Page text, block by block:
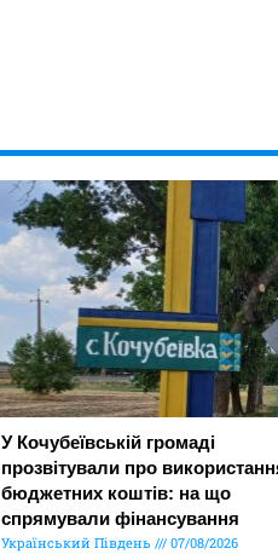
У Кочубеївській громаді
прозвітували про
бюджетних коштів: на що
спрямували фінансування
Український Південь 07/08/2026